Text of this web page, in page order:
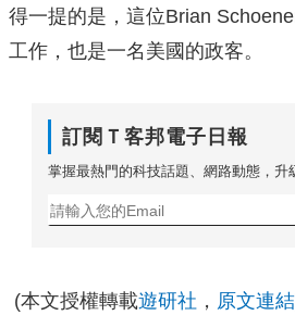
得一提的是，這位Brian
工作，也是一名美國的政客。
訂閱Ｔ客邦電子日報
掌握最熱門的科技話題、網路動態，升
(本文授權轉載遊研社 ， 原文連結